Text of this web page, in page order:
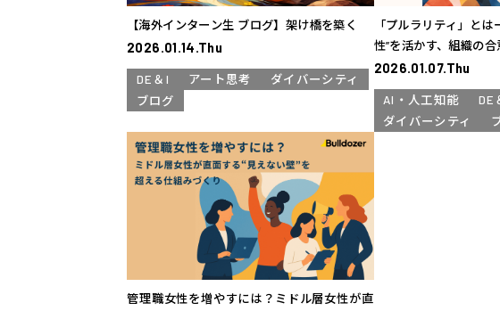
【海外インターン生 ブログ】架け橋を築く
2026.01.14.Thu
DE＆I アート思考
ダイバーシティ
ブログ
「プルラリティ」と
性”を活かす、組織の
2026.01.07.Thu
AI・人工知能
DE
ダイバーシティ
管理職女性を増やすには？ミドル層女性が直